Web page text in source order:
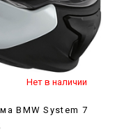
Нет в наличии
BMW System 7